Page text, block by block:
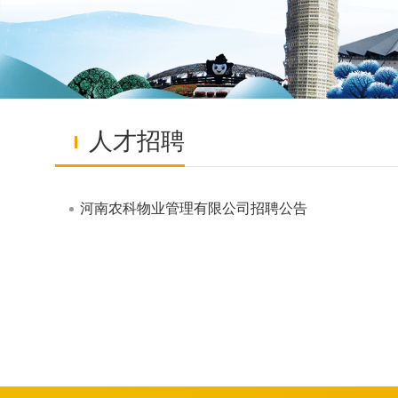
人才招聘
河南农科物业管理有限公司招聘公告